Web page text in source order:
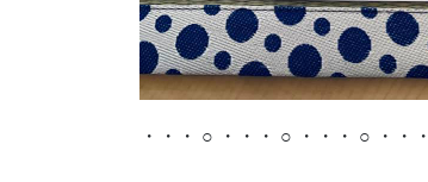
・・・ ○ ・・・ ○ ・・・ ○ ・・・